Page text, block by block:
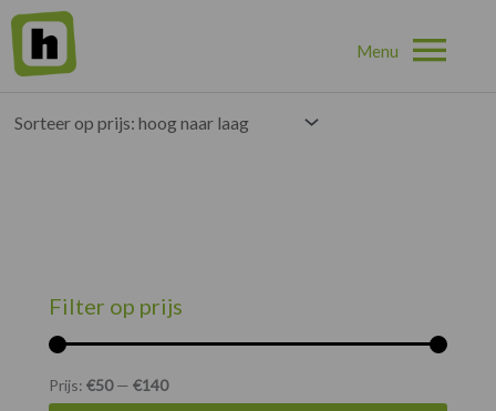
Home»
Enig resultaat
Filter op prijs
Prijs: €50— €140